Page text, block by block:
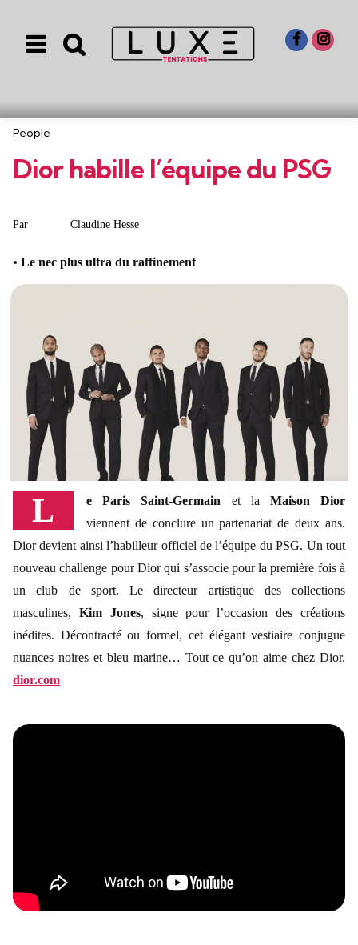
Menu
Categories
People
Dior habille l’équipe du PSG
Posted
Par Claudine Hesse
Le nec plus ultra du raffinement
Le Paris Saint-Germain et la Maison Dior
viennent de conclure un partenariat de deux ans.
Dior devient ainsi l’habilleur officiel de l’équipe du PSG. Un tout
nouveau challenge pour Dior qui s’associe pour la première fois à
un club de sport. Le directeur artistique des collections
masculines, Kim Jones, signe pour l’occasion des créations
inédites. Décontracté ou formel, cet élégant vestiaire conjugue
nuances noires et bleu marine… Tout ce qu’on aime chez Dior.
dior.com